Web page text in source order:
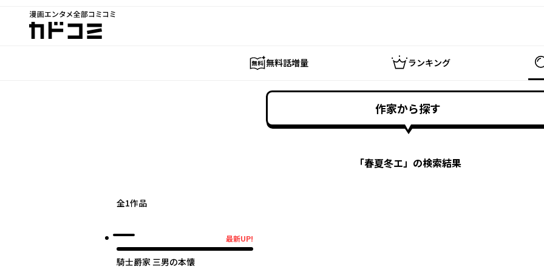
漫画エンタメ全部コミコミ
カドコミ
無料話増量 ランキング
作家から探す
「春夏冬エ」の検索結果
全1作品
最新UP!
騎士爵家 三男の本懐